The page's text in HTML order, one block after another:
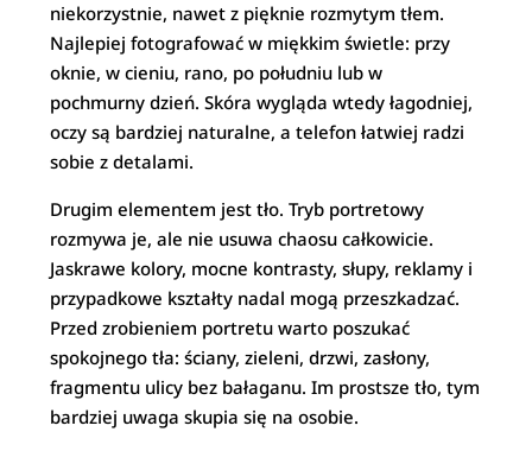
niekorzystnie, nawet z pięknie rozmytym tłem.
Najlepiej fotografować w miękkim świetle: przy
oknie, w cieniu, rano, po południu lub w
pochmurny dzień. Skóra wygląda wtedy łagodniej,
oczy są bardziej naturalne, a telefon łatwiej radzi
sobie z detalami.
Drugim elementem jest tło. Tryb portretowy
rozmywa je, ale nie usuwa chaosu całkowicie.
Jaskrawe kolory, mocne kontrasty, słupy, reklamy i
przypadkowe kształty nadal mogą przeszkadzać.
Przed zrobieniem portretu warto poszukać
spokojnego tła: ściany, zieleni, drzwi, zasłony,
fragmentu ulicy bez bałaganu. Im prostsze tło, tym
bardziej uwaga skupia się na osobie.